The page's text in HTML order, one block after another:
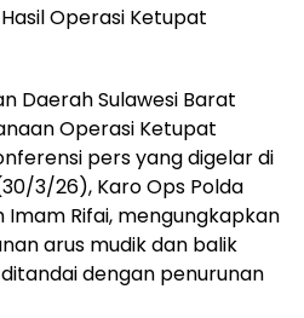
Operasi Ketupat
Daerah Sulawesi Barat
Operasi Ketupat
pers yang digelar di
3/26), Karo Ops Polda
Imam Rifai, mengungkapkan
arus mudik dan balik
dengan penurunan